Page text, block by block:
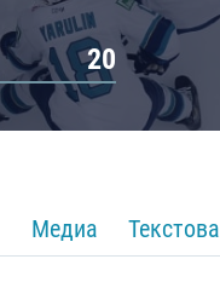
20
Медиа